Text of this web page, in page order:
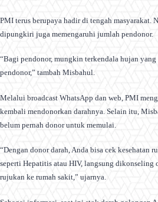
PMI terus berupaya hadir di tengah masyarakat.
dipungkiri juga memengaruhi jumlah pendonor.
“Bagi pendonor, mungkin terkendala hujan
pendonor,” tambah Misbahul.
Melalui broadcast WhatsApp dan web, PMI
kembali mendonorkan darahnya. Selain itu,
belum pernah donor untuk memulai.
“Dengan donor darah, Anda bisa cek kesehatan
seperti Hepatitis atau HIV, langsung dikonseling
rujukan ke rumah sakit,” ujarnya.